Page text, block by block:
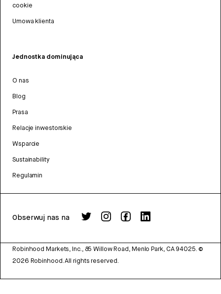
cookie
Umowa klienta
Jednostka dominująca
O nas
Blog
Prasa
Relacje inwestorskie
Wsparcie
Sustainability
Regulamin
Obserwuj nas na
Robinhood Markets, Inc., 85 Willow Road, Menlo Park, CA 94025. ©
2026 Robinhood. All rights reserved.